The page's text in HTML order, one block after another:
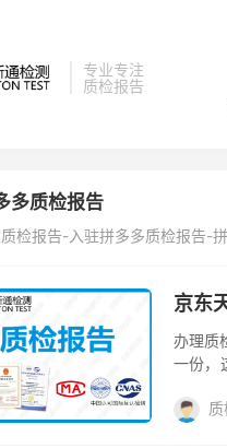
专业专注
质检报告
多质检报告
检报告-入驻拼多多质检报告-
京东
办理质
一份，
题。